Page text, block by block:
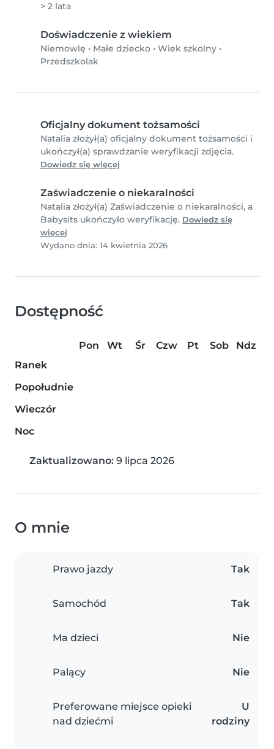
> 2 lata
Doświadczenie z wiekiem
Niemowlę • Małe dziecko • Wiek szkolny •
Przedszkolak
Oficjalny dokument tożsamości
Natalia złożył(a) oficjalny dokument tożsamości i
ukończył(a) sprawdzanie weryfikacji zdjęcia.
Dowiedz się więcej
Zaświadczenie o niekaralności
Natalia złożył(a) Zaświadczenie o niekaralności, a
Babysits ukończyło weryfikację. Dowiedz się
więcej
Wydano dnia: 14 kwietnia 2026
Dostępność
Pon Wt Śr Czw Pt Sob
Ndz
Ranek
Popołudnie
Wieczór
Noc
Zaktualizowano: 9 lipca 2026
O mnie
Prawo jazdy Tak
Samochód Tak
Ma dzieci Nie
Palący Nie
Preferowane miejsce opieki
nad dziećmi
U
rodziny